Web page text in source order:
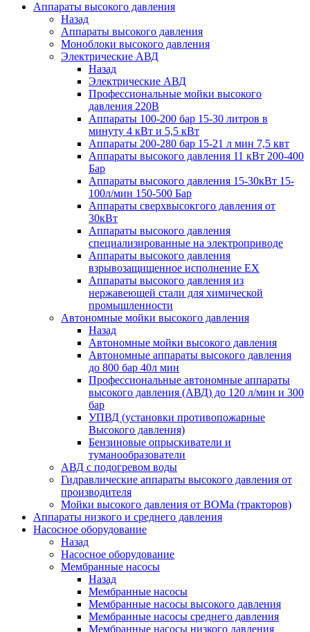
Аппараты высокого давления
Назад
Аппараты высокого давления
Моноблоки высокого давления
Электрические АВД
Назад
Электрические АВД
Профессиональные мойки высокого
давления 220В
Аппараты 100-200 бар 15-30 литров в
минуту 4 кВт и 5,5 кВт
Аппараты 200-280 бар 15-21 л мин 7,5 квт
Аппараты высокого давления 11 кВт 200-400
Бар
Аппараты высокого давления 15-30кВт 15-
100л/мин 150-500 Бар
Аппараты сверхвысокгого давления от
30кВт
Аппараты высокого давления
специализированные на электроприводе
Аппараты высокого давления
взрывозащищенное исполнение EX
Аппараты высокого давления из
нержавеющей стали для химической
промышленности
Автономные мойки высокого давления
Назад
Автономные мойки высокого давления
Автономные аппараты высокого давления
до 800 бар 40л мин
Профессиональные автономные аппараты
высокого давления (АВД) до 120 л/мин и 300
бар
УПВД (установки противопожарные
Высокого давления)
Бензиновые опрыскиватели и
туманообразователи
АВД с подогревом воды
Гидравлические аппараты высокого давления от
производителя
Мойки высокого давления от ВОМа (тракторов)
Аппараты низкого и среднего давления
Насосное оборудование
Назад
Насосное оборудование
Мембранные насосы
Назад
Мембранные насосы
Мембранные насосы высокого давления
Мембранные насосы среднего давления
Мембранные насосы низкого давления